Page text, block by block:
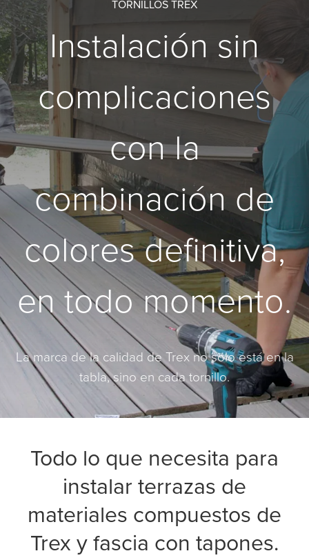
TORNILLOS TREX
Instalación sin
complicaciones
con la
combinación de
colores definitiva,
en todo momento.
La marca de la calidad de Trex no solo está en la
tabla, sino en cada tornillo.
Todo lo que necesita para
instalar terrazas de
materiales compuestos de
Trex y fascia con tapones.